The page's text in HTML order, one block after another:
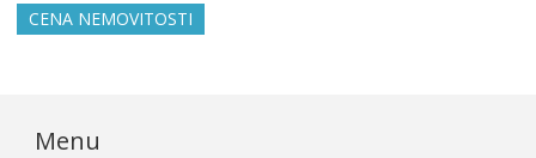
CENA NEMOVITOSTI
Menu